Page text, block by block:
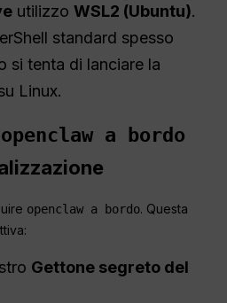
utilizzoWSL2 (Ubuntu).
standard spesso
si tenta di lanciare la
Linux.
openclaw a bordo
openclaw a bordo. Questa
Gettone segreto del